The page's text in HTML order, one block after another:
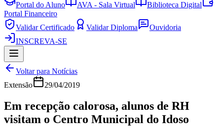
Portal do Aluno
AVA - Sala Virtual
Biblioteca Digital
Portal Financeiro
Validar Certificado
Validar Diploma
Ouvidoria
INSCREVA-SE
Voltar para Notícias
Extensão
29/04/2019
Em recepção calorosa, alunos de RH
visitam o Centro Municipal do Idoso